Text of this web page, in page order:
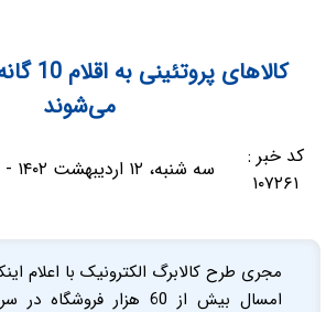
می‌شوند
کد خبر :
۱۰۷۲۶۱
سه شنبه، ۱۲ اردیبهشت ۱۴۰۲ - ۰۷:۲۹:۲۰
مجری طرح کالابرگ الکترونیک با اعلام
امسال بیش از 60 هزار